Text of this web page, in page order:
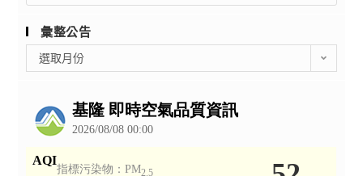
彙整公告
整
選取月份